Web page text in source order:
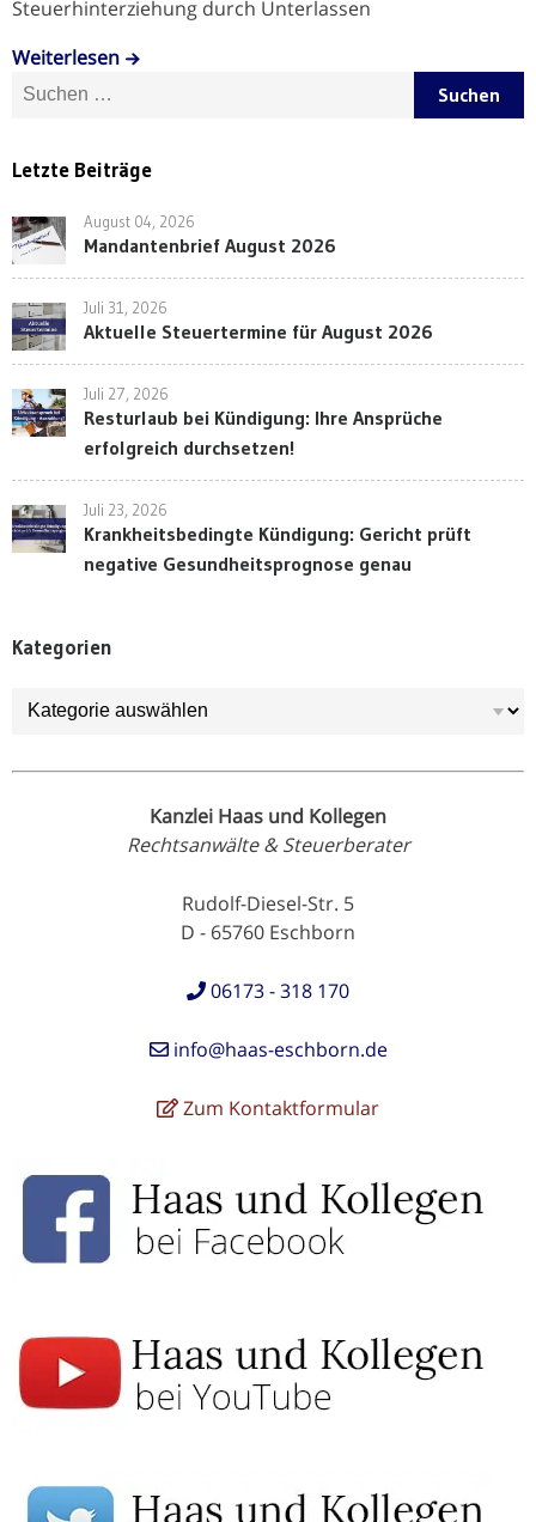
Steuerhinterziehung durch Unterlassen
Weiterlesen
Suche nach:
Letzte Beiträge
August 04, 2026
Mandantenbrief August 2026
Juli 31, 2026
Aktuelle Steuertermine für August 2026
Juli 27, 2026
Resturlaub bei Kündigung: Ihre Ansprüche
erfolgreich durchsetzen!
Juli 23, 2026
Krankheitsbedingte Kündigung: Gericht prüft
negative Gesundheitsprognose genau
Kategorien
Kategorien
Kanzlei Haas und Kollegen
Rechtsanwälte & Steuerberater
Rudolf-Diesel-Str. 5
D - 65760 Eschborn
06173 - 318 170
info@haas-eschborn.de
Zum Kontaktformular